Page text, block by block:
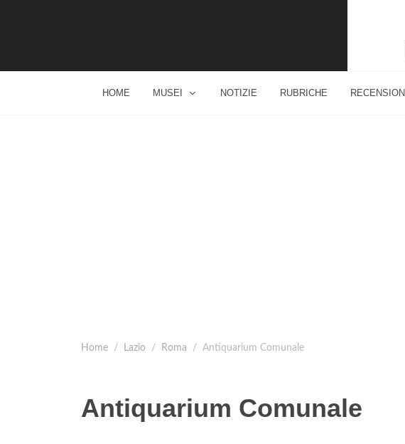
HOME MUSEI NOTIZIE RUBRICHE RECENSIONI
Home Lazio Roma Antiquarium Comunale
Antiquarium Comunale